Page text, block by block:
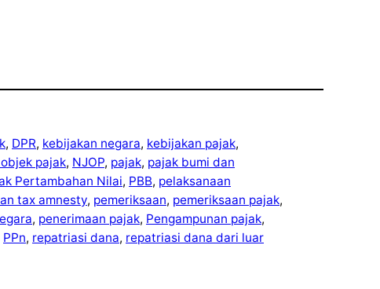
, DPR, kebijakan negara, kebijakan pajak
pajak, NJOP, pajak, pajak bumi dan
Pertambahan Nilai, PBB, pelaksanaan
tax amnesty, pemeriksaan, pemeriksaan pajak
, penerimaan pajak, Pengampunan pajak
PPn, repatriasi dana, repatriasi dana dari luar